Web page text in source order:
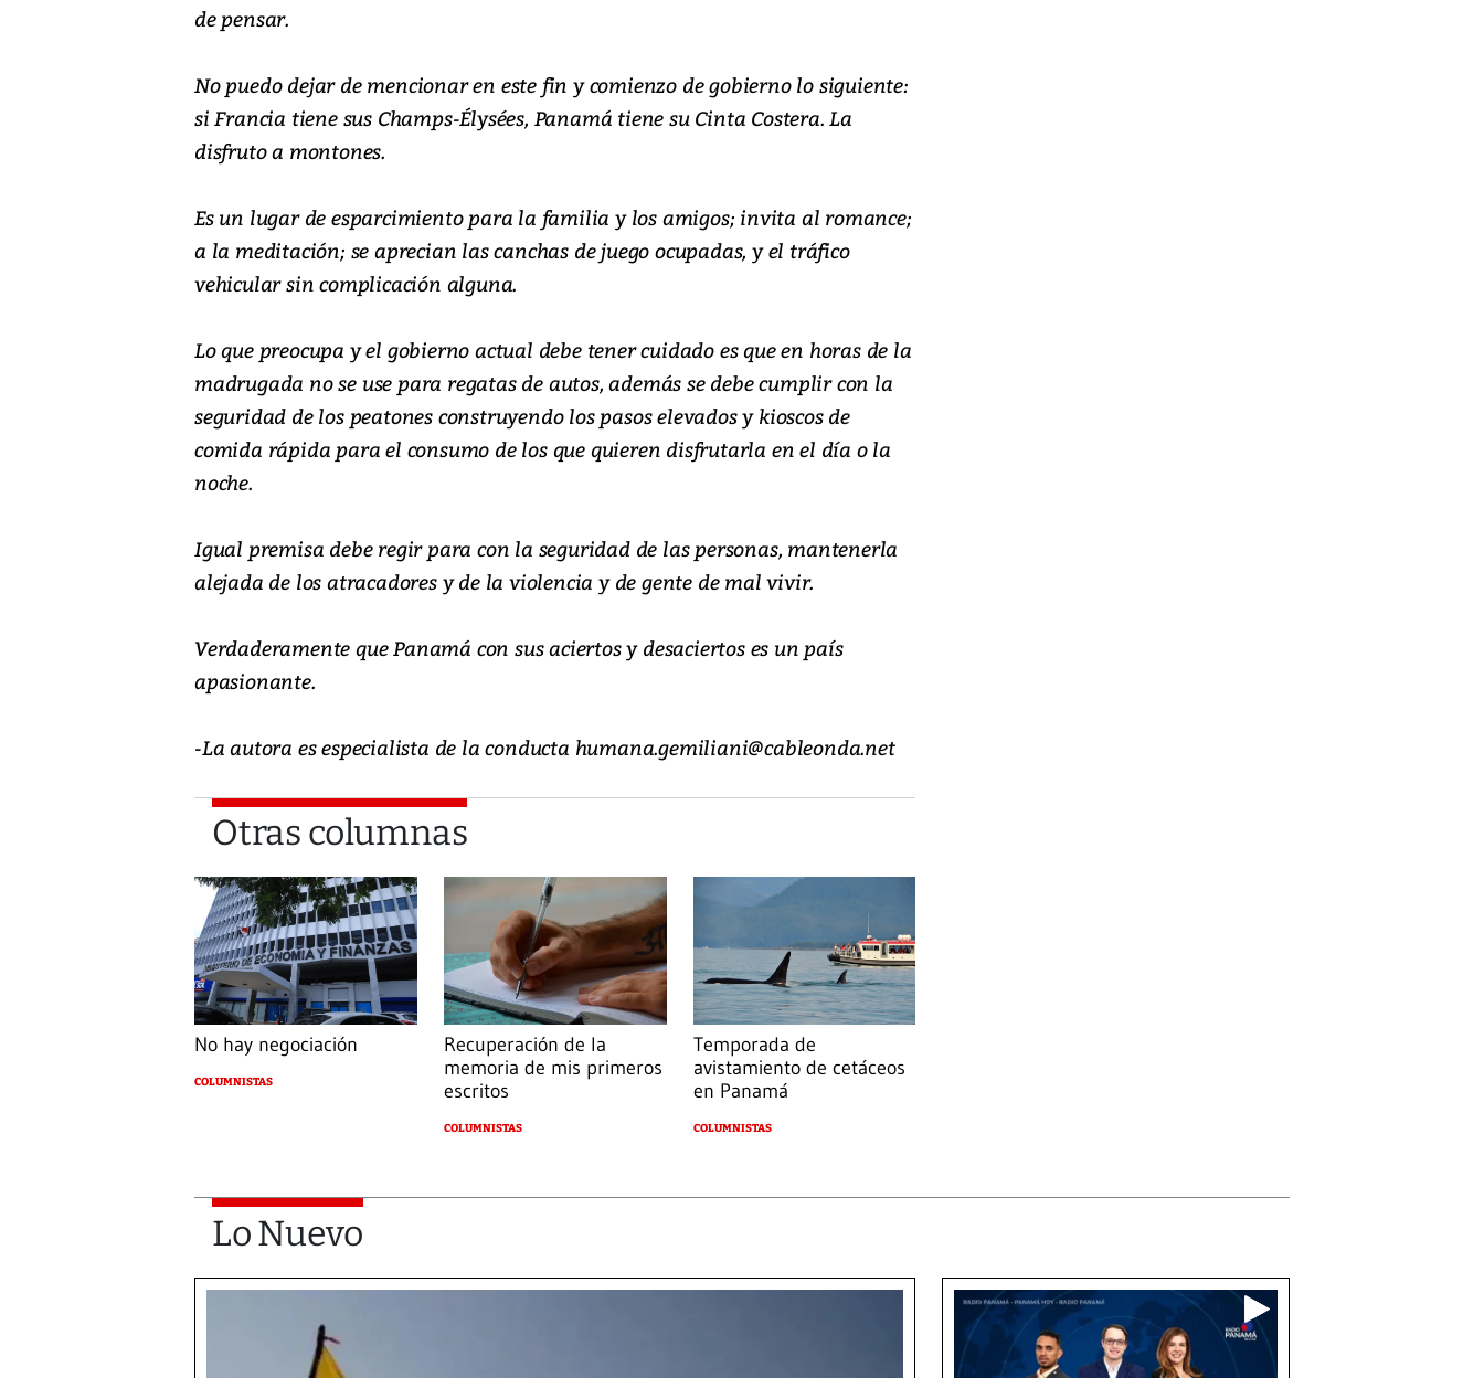
de pensar.
No puedo dejar de mencionar en este fin y comienzo de gobierno lo siguiente:
si Francia tiene sus Champs-Élysées, Panamá tiene su Cinta Costera. La
disfruto a montones.
Es un lugar de esparcimiento para la familia y los amigos; invita al romance;
a la meditación; se aprecian las canchas de juego ocupadas, y el tráfico
vehicular sin complicación alguna.
Lo que preocupa y el gobierno actual debe tener cuidado es que en horas de la
madrugada no se use para regatas de autos, además se debe cumplir con la
seguridad de los peatones construyendo los pasos elevados y kioscos de
comida rápida para el consumo de los que quieren disfrutarla en el día o la
noche.
Igual premisa debe regir para con la seguridad de las personas, mantenerla
alejada de los atracadores y de la violencia y de gente de mal vivir.
Verdaderamente que Panamá con sus aciertos y desaciertos es un país
apasionante.
-La autora es especialista de la conducta humana.gemiliani@cableonda.net
Otras columnas
No hay negociación
COLUMNISTAS
Recuperación de la
memoria de mis primeros
escritos
COLUMNISTAS
Temporada de
avistamiento de cetáceos
en Panamá
COLUMNISTAS
Lo Nuevo